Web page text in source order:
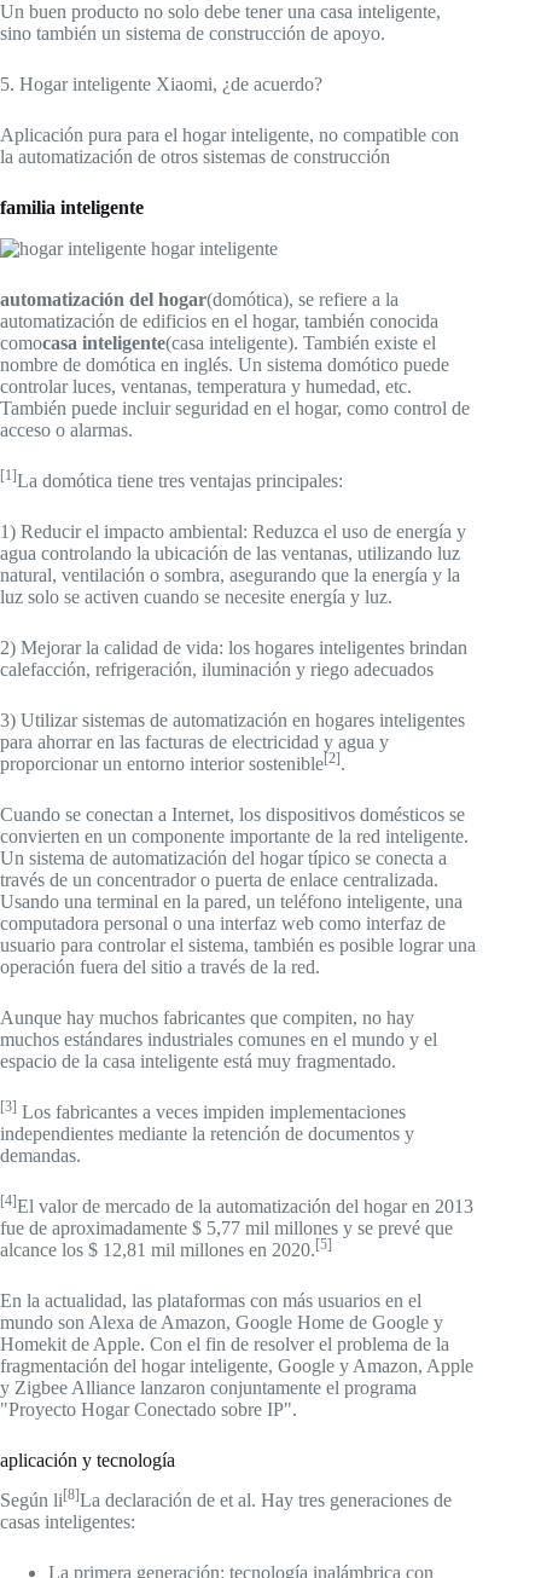
Un buen producto no solo debe tener una casa inteligente,
sino también un sistema de construcción de apoyo.
5. Hogar inteligente Xiaomi, ¿de acuerdo?
Aplicación pura para el hogar inteligente, no compatible con
la automatización de otros sistemas de construcción
familia inteligente
automatización del hogar(domótica), se refiere a la
automatización de edificios en el hogar, también conocida
comocasa inteligente(casa inteligente). También existe el
nombre de domótica en inglés. Un sistema domótico puede
controlar luces, ventanas, temperatura y humedad, etc.
También puede incluir seguridad en el hogar, como control de
acceso o alarmas.
[1]La domótica tiene tres ventajas principales:
1) Reducir el impacto ambiental: Reduzca el uso de energía y
agua controlando la ubicación de las ventanas, utilizando luz
natural, ventilación o sombra, asegurando que la energía y la
luz solo se activen cuando se necesite energía y luz.
2) Mejorar la calidad de vida: los hogares inteligentes brindan
calefacción, refrigeración, iluminación y riego adecuados
3) Utilizar sistemas de automatización en hogares inteligentes
para ahorrar en las facturas de electricidad y agua y
proporcionar un entorno interior sostenible[2] .
Cuando se conectan a Internet, los dispositivos domésticos se
convierten en un componente importante de la red inteligente.
Un sistema de automatización del hogar típico se conecta a
través de un concentrador o puerta de enlace centralizada.
Usando una terminal en la pared, un teléfono inteligente, una
computadora personal o una interfaz web como interfaz de
usuario para controlar el sistema, también es posible lograr una
operación fuera del sitio a través de la red.
Aunque hay muchos fabricantes que compiten, no hay
muchos estándares industriales comunes en el mundo y el
espacio de la casa inteligente está muy fragmentado.
[3] Los fabricantes a veces impiden implementaciones
independientes mediante la retención de documentos y
demandas.
[4]El valor de mercado de la automatización del hogar en 2013
fue de aproximadamente $ 5,77 mil millones y se prevé que
alcance los $ 12,81 mil millones en 2020. [5]
En la actualidad, las plataformas con más usuarios en el
mundo son Alexa de Amazon, Google Home de Google y
Homekit de Apple. Con el fin de resolver el problema de la
fragmentación del hogar inteligente, Google y Amazon, Apple
y Zigbee Alliance lanzaron conjuntamente el programa
"Proyecto Hogar Conectado sobre IP".
aplicación y tecnología
Según li [8]La declaración de et al. Hay tres generaciones de
casas inteligentes:
La primera generación: tecnología inalámbrica con